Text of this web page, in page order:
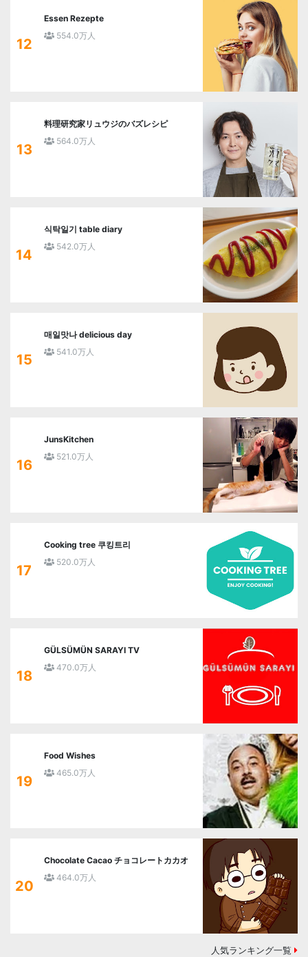
12
Essen Rezepte
554.0万人
13
料理研究家リュウジのバズレシピ
564.0万人
14
식탁일기 table diary
542.0万人
15
매일맛나 delicious day
541.0万人
16
JunsKitchen
521.0万人
17
Cooking tree 쿠킹트리
520.0万人
18
GÜLSÜMÜN SARAYI TV
470.0万人
19
Food Wishes
465.0万人
20
Chocolate Cacao チョコレートカカオ
464.0万人
人気ランキング一覧